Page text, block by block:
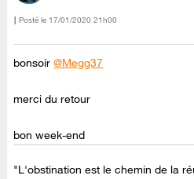
Posté le ‎17/01/2020 21h00
bonsoir@Megg37
merci du retour
bon week-end
"L'obstination est le chemin de la